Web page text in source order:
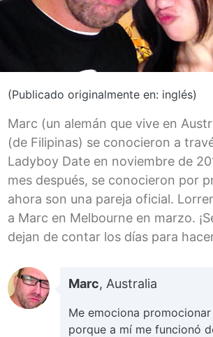
(Publicado originalmente en: inglés)
Marc (un alemán que vive en
(de Filipinas) se conocieron a
Ladyboy Date en noviembre de
mes después, se conocieron por
ahora son una pareja oficial.
a Marc en Melbourne en marzo.
dejan de contar los días para
Marc, Australia
Me emociona
porque a mí me funcionó